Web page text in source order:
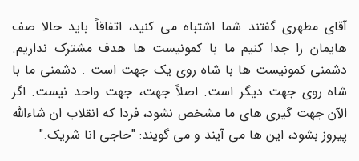
آقای مطهری گفتند شما اشتباه می کنید، اتفاقاً باید حالا صف
هایمان را جدا کنیم ما با کمونیست ها هدف مشترک نداریم.
دشمنی کمونیست ها با شاه روی یک جهت است . دشمنی ما با
شاه روی جهت دیگر است. اصلاً جهت، جهت واحد نیست. اگر
الآن جهت گیری های ما مشخص نشود، فردا که انقلاب ان شاءالله
پیروز بشود، این ها می آیند و می گویند: "حاجی انا شریک".